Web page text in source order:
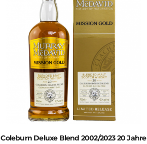
Coleburn Deluxe Blend 2002/2023 20 Jahre